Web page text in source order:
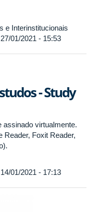
e Interinstitucionais
01/2021 - 15:53
- Study
assinado virtualmente.
Reader, Foxit Reader,
01/2021 - 17:13